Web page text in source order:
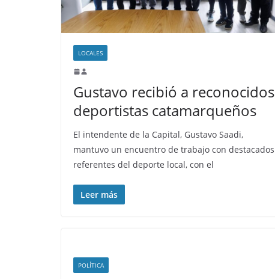
LOCALES
Gustavo recibió a reconocidos
deportistas catamarqueños
El intendente de la Capital, Gustavo Saadi,
mantuvo un encuentro de trabajo con destacados
referentes del deporte local, con el
Leer más
POLÍTICA